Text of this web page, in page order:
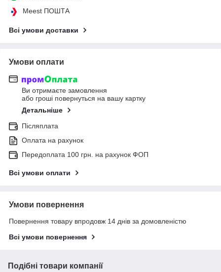
Meest ПОШТА
Всі умови доставки
Умови оплати
Ви отримаєте замовлення
або гроші повернуться на вашу картку
Детальніше
Післяплата
Оплата на рахунок
Передоплата 100 грн. на рахунок ФОП
Всі умови оплати
Умови повернення
Повернення товару впродовж 14 днів за домовленістю
Всі умови повернення
Подібні товари компанії